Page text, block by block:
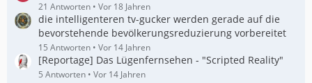
21 Antworten Vor 18 Jahren
die intelligenteren tv-gucker werden gerade auf die
bevorstehende bevölkerungsreduzierung vorbereitet
15 Antworten Vor 14 Jahren
[Reportage] Das Lügenfernsehen - "Scripted Reality"
5 Antworten Vor 14 Jahren